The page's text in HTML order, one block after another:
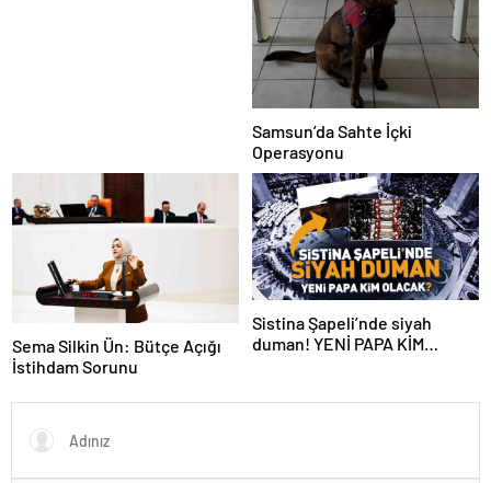
Samsun’da Sahte İçki
Operasyonu
Sema Silkin Ün: Bütçe Açığı
İstihdam Sorunu
Sistina Şapeli’nde siyah
duman! YENİ PAPA KİM